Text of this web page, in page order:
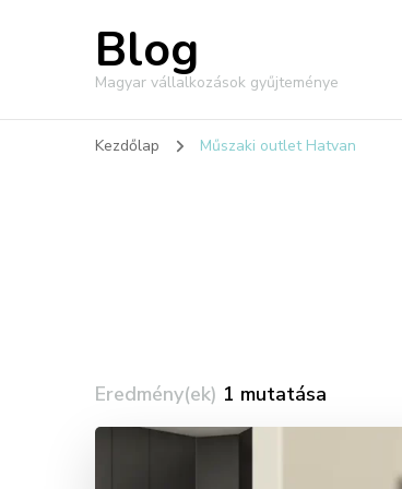
Blog
Magyar vállalkozások gyűjteménye
Kezdőlap Műszaki outlet Hatvan
Eredmény(ek) 1 mutatása